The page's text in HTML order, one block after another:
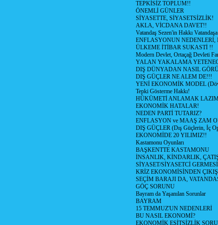
TEPKİSİZ TOPLUM!!
ÖNEMLİ GÜNLER
SİYASETTE, SİYASETSİZLİK!
AKLA, VİCDANA DAVET!!
Vatandaş Sezen'in Hakkı
ENFLASYONUN NEDENLERİ,
ÜLKEME İTİBAR SUKASTİ !!
Modern Devlet, Ortaçağ Devleti
YALAN YAKALAMA
DIŞ DÜNYADAN NASIL
DIŞ GÜÇLER NE ALEM DE!!!
YENİ EKONOMİK MODEL
Tepki Gösterme Hakkı!
HÜKÜMETİ ANLAMAK
EKONOMİK HATALAR!
NEDEN PARTİ TUTARIZ?
ENFLASYON ve MAAŞ ZAM
DIŞ GÜÇLER (Dış Güçlerin, İç
EKONOMİDE 20 YILIMIZ!!
Kastamonu Oyunları
BAŞKENTTE KASTAMONU
İNSANLIK, KİNDARLIK,
SİYASET/SİYASETCİ
KRİZ EKONOMİSİNDEN ÇIKIŞ
SEÇİM BARAJI DA,
GÖÇ SORUNU
Bayram da Yaşanılan Sorunlar
BAYRAM
15 TEMMUZ'UN NEDENLERİ
BU NASIL EKONOMİ?
EKONOMİK EŞİTSİZLİK